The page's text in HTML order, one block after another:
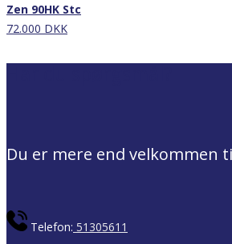
Zen 90HK Stc
72.000 DKK
Du er mere end velkommen
Telefon: 51305611